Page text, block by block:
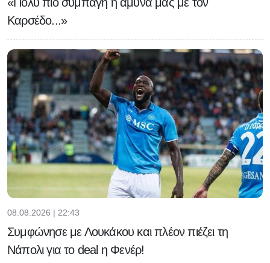
Καρσέδο...»
08.08.2026 | 22:43
Συμφώνησε με Λουκάκου και πλέον πιέζει τη
Νάπολι για το deal η Φενέρ!